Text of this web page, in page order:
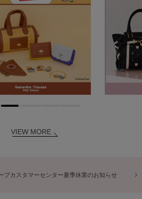
VIEW MORE
関するお詫びとお知らせ